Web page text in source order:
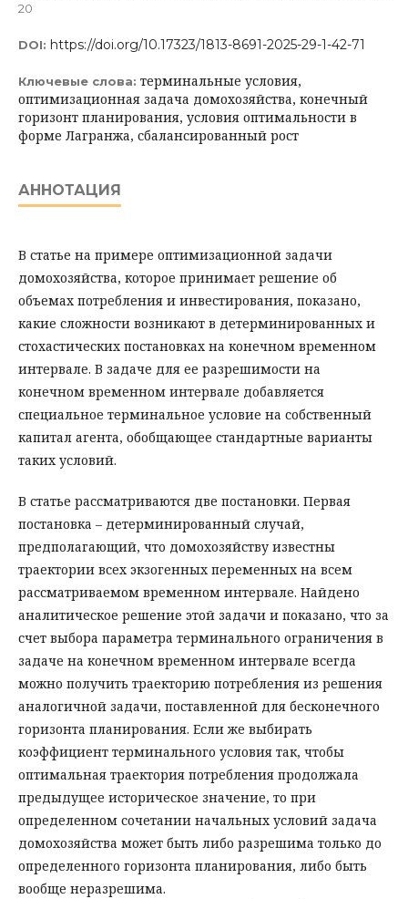
20
DOI: https://doi.org/10.17323/1813-8691-2025-29-1-42-71
Ключевые слова: терминальные условия,
оптимизационная задача домохозяйства, конечный
горизонт планирования, условия оптимальности в
форме Лагранжа, сбалансированный рост
АННОТАЦИЯ
В статье на примере оптимизационной задачи
домохозяйства, которое принимает решение об
объемах потребления и инвестирования, показано,
какие сложности возникают в детерминированных и
стохастических постановках на конечном временном
интервале. В задаче для ее разрешимости на
конечном временном интервале добавляется
специальное терминальное условие на собственный
капитал агента, обобщающее стандартные варианты
таких условий.
В статье рассматриваются две постановки. Первая
постановка – детерминированный случай,
предполагающий, что домохозяйству известны
траектории всех экзогенных переменных на всем
рассматриваемом временном интервале. Найдено
аналитическое решение этой задачи и показано, что за
счет выбора параметра терминального ограничения в
задаче на конечном временном интервале всегда
можно получить траекторию потребления из решения
аналогичной задачи, поставленной для бесконечного
горизонта планирования. Если же выбирать
коэффициент терминального условия так, чтобы
оптимальная траектория потребления продолжала
предыдущее историческое значение, то при
определенном сочетании начальных условий задача
домохозяйства может быть либо разрешима только до
определенного горизонта планирования, либо быть
вообще неразрешима.